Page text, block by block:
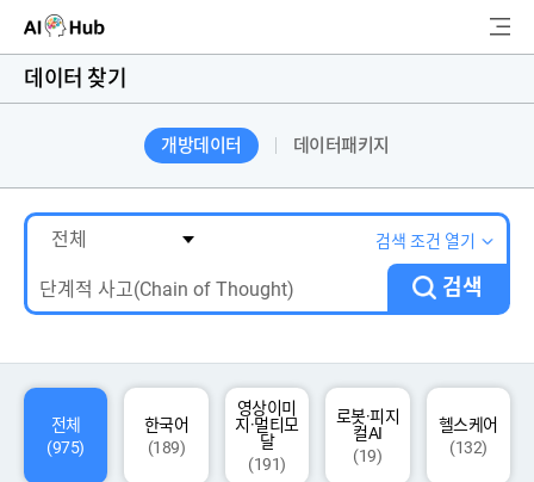
AI-Hub
AI 데이터찾기
AI 허브소개
AI 개발지원
색
데이터 찾기
개방데이터 데이터패키지
검색 조건 열기
검색
전체
(975)
한국어
(189)
영상이미
지·멀티모
달
(191)
로봇·피지
컬AI
(19)
헬스케어
(132)